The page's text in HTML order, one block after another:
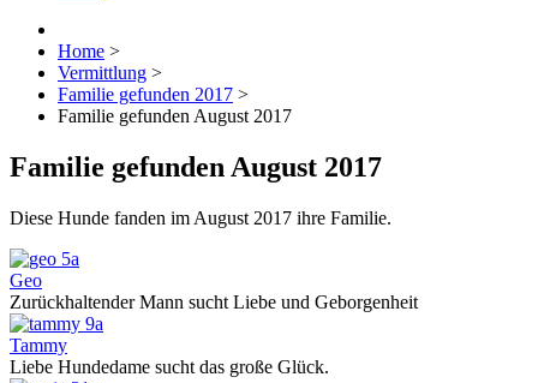
Home >
Vermittlung >
Familie gefunden 2017 >
Familie gefunden August 2017
Familie gefunden August 2017
Diese Hunde fanden im August 2017 ihre Familie.
Geo
Zurückhaltender Mann sucht Liebe und Geborgenheit
Tammy
Liebe Hundedame sucht das große Glück.